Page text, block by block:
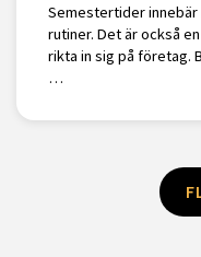
Semestertider innebär
rutiner. Det är också
rikta in sig på företag.
…